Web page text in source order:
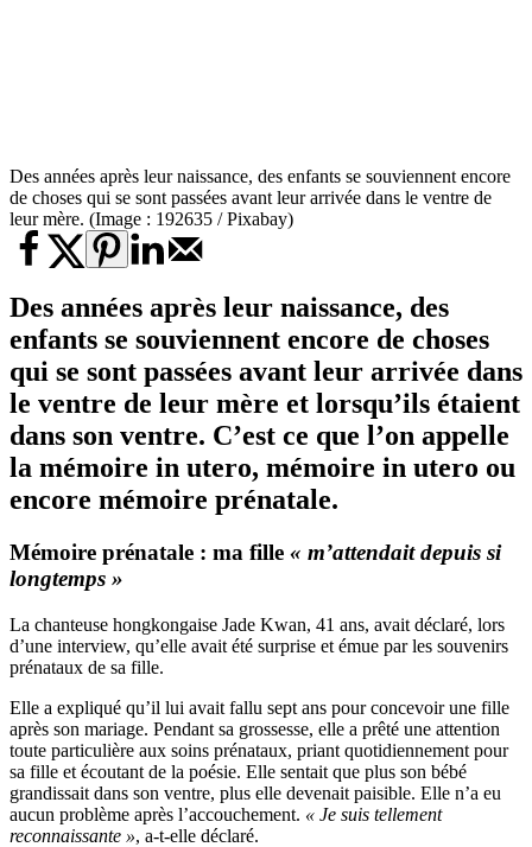
Des années après leur naissance, des enfants se souviennent encore
de choses qui se sont passées avant leur arrivée dans le ventre de
leur mère. (Image : 192635 / Pixabay)
Des années après leur naissance, des
enfants se souviennent encore de choses
qui se sont passées avant leur arrivée dans
le ventre de leur mère et lorsqu’ils étaient
dans son ventre. C’est ce que l’on appelle
la mémoire in utero, mémoire in utero ou
encore mémoire prénatale.
Mémoire prénatale : ma fille « m’attendait depuis si
longtemps »
La chanteuse hongkongaise Jade Kwan, 41 ans, avait déclaré, lors
d’une interview, qu’elle avait été surprise et émue par les souvenirs
prénataux de sa fille.
Elle a expliqué qu’il lui avait fallu sept ans pour concevoir une fille
après son mariage. Pendant sa grossesse, elle a prêté une attention
toute particulière aux soins prénataux, priant quotidiennement pour
sa fille et écoutant de la poésie. Elle sentait que plus son bébé
grandissait dans son ventre, plus elle devenait paisible. Elle n’a eu
aucun problème après l’accouchement. « Je suis tellement
reconnaissante », a-t-elle déclaré.